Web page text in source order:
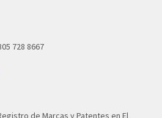
728 8667